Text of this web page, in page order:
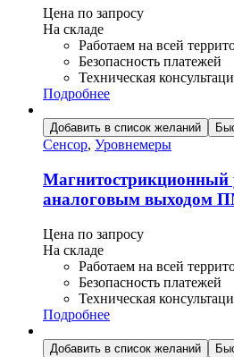
Цена по запросу
На складе
Работаем на всей
Безопасность платежей
Техническая
Подробнее
Добавить в список желаний
Сенсор, Уровнемеры
Магнитострикционный
аналоговым выходом
Цена по запросу
На складе
Работаем на всей
Безопасность платежей
Техническая
Подробнее
Добавить в список желаний